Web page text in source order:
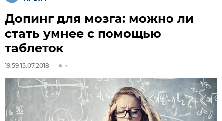
Допинг для мозга: можно ли
стать умнее с помощью
таблеток
19:59 15.07.2018